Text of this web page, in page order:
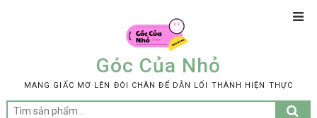
Góc Của Nhỏ
MANG GIẤC MƠ LÊN ĐÔI CHÂN ĐỂ DẪN LỐI THÀNH HIỆN THỰC
Tìm